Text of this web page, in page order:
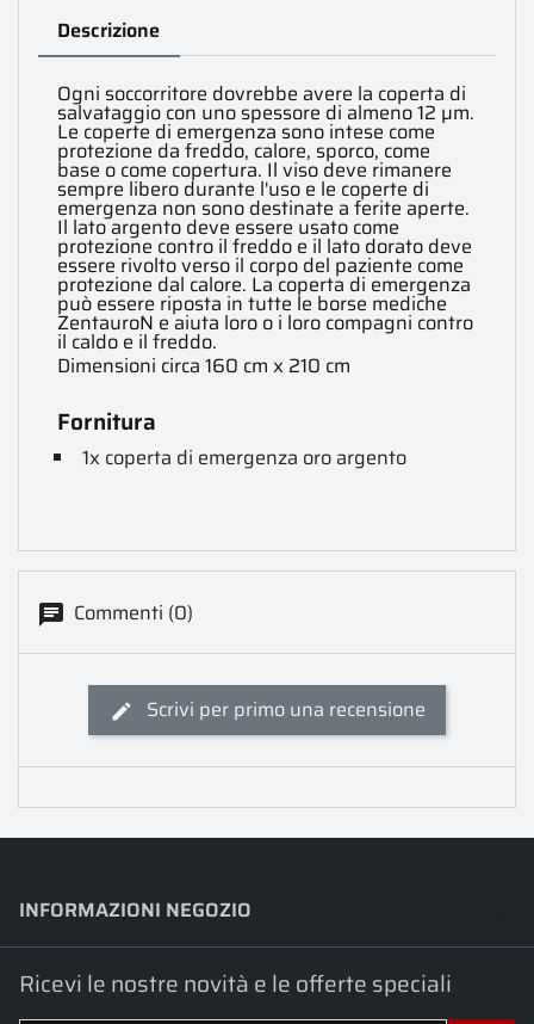
Descrizione
Ogni soccorritore dovrebbe avere la coperta di
salvataggio con uno spessore di almeno 12 µm.
Le coperte di emergenza sono intese come
protezione da freddo, calore, sporco, come
base o come copertura. Il viso deve rimanere
sempre libero durante l'uso e le coperte di
emergenza non sono destinate a ferite aperte.
Il lato argento deve essere usato come
protezione contro il freddo e il lato dorato deve
essere rivolto verso il corpo del paziente come
protezione dal calore. La coperta di emergenza
può essere riposta in tutte le borse mediche
ZentauroN e aiuta loro o i loro compagni contro
il caldo e il freddo.
Dimensioni circa 160 cm x 210 cm
Fornitura
1x coperta di emergenza oro argento
Commenti (0)
Scrivi per primo una recensione
INFORMAZIONI NEGOZIO
Ricevi le nostre novità e le offerte speciali